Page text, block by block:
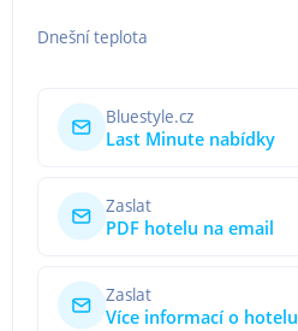
Dnešní teplota
Bluestyle.cz
Last Minute nabídky
Zaslat
PDF hotelu na email
Zaslat
Více informací o hotelu